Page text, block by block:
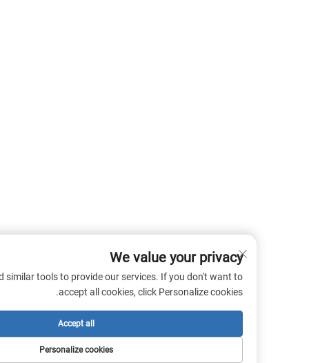
We value your privacy
cookies and similar tools to provide our services. If you don't want to
accept all cookies, click Personalize cookies.
Personalize cookies